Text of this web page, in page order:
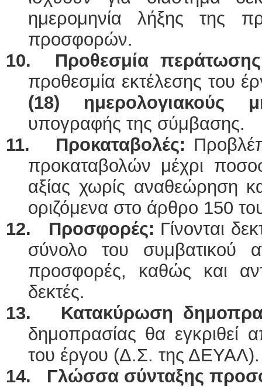
ημερομηνία λήξης της
προσφορών.
10. Προθεσμία
προθεσμία εκτέλεσης του
(18) ημερολογιακούς
υπογραφής της σύμβασης.
11. Προκαταβολές:
προκαταβολών μέχρι
αξίας χωρίς αναθεώρηση
οριζόμενα στο άρθρο 150
12. Προσφορές: Γίνονται
σύνολο του συμβατικού
προσφορές, καθώς και
δεκτές.
13. Κατακύρωση
δημοπρασίας θα εγκριθεί
του έργου (Δ.Σ. της ΔΕΥΑΛ).
14. Γλώσσα σύνταξης